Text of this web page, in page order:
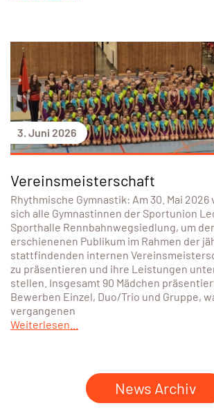
3. Juni 2026
Vereinsmeisterschaft
Rhythmische Gymnastik: Am 30. Mai
sich alle Gymnastinnen der Sportunion
Sporthalle Rennbahnwegsiedlung, um
erschienenen Publikum im Rahmen der
stattfindenden internen
zu präsentieren und ihre Leistungen
stellen. Insgesamt 90 Mädchen
Bewerben Einzel, Duo/Trio und Gruppe,
vergangenen
Weiterlesen...
News Archiv